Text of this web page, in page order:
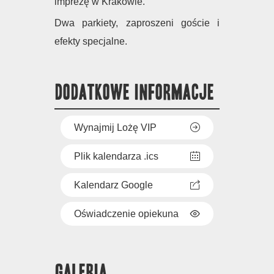
Dwa parkiety, zaproszeni goście i
efekty specjalne.
DODATKOWE INFORMACJE
Wynajmij Lożę VIP
Plik kalendarza .ics
Kalendarz Google
Oświadczenie opiekuna